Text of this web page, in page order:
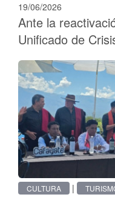
19/06/2026
Ante la
Unificado de
CULTURA |